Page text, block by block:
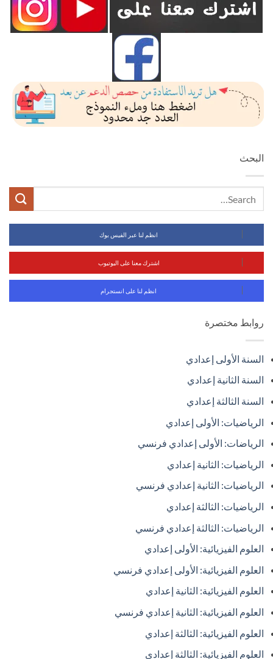
البحث
انظم لنا عبر الفيس بوك
اشترك معنا على اليوتيوب
انظم لنا على انستجرام
روابط مختصرة
السنة الأولى إعدادي
السنة الثانية إعدادي
السنة الثالثة إعدادي
الرياضيات: الأولى إعدادي
الرياضات: الأولى إعدادي فرنسي
الرياضيات: الثانية إعدادي
الرياضيات: الثانية إعدادي فرنسي
الرياضيات: الثالثة إعدادي
الرياضيات: الثالثة إعدادي فرنسي
العلوم الفيزيائية: الأولى إعدادي
العلوم الفيزيائية: الأولى إعدادي فرنسي
العلوم الفيزيائية: الثانية إعدادي
العلوم الفيزيائية: الثانية إعدادي فرنسي
العلوم الفيزيائية: الثالثة إعدادي
العلوم الفيزيائية: الثالثة إعدادي